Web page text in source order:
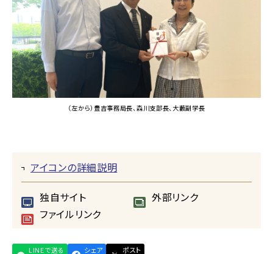
（左から）豊吉事務局長、森川支部長、大藪副学長
アイコンの詳細説明
独自サイト
外部リンク
ファイルリンク
LINEで送る シェア ポスト